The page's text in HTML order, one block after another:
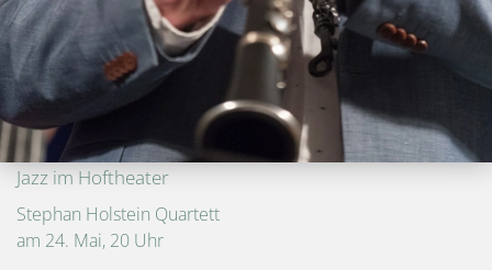
Jazz im Hoftheater
Stephan Holstein Quartett
am 24. Mai, 20 Uhr